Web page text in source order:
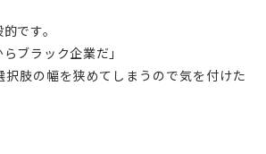
です。
ブラック企業だ」
択肢の幅を狭めてしまうので気を付けた